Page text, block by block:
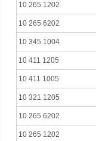
10 265 1202
10 265 6202
10 345 1004
10 411 1205
10 411 1005
10 321 1205
10 265 6202
10 265 1202